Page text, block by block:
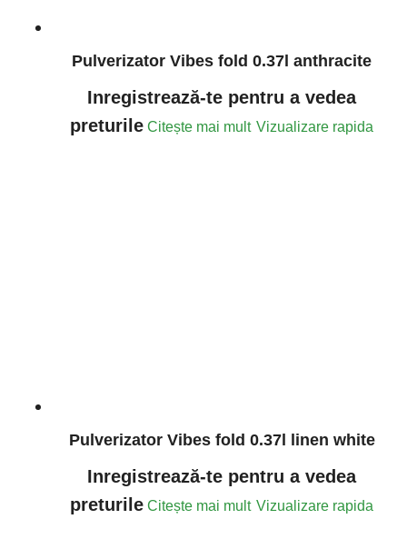
Pulverizator Vibes fold 0.37l anthracite
Inregistrează-te pentru a vedea
preturile Citește mai mult Vizualizare rapida
Pulverizator Vibes fold 0.37l linen white
Inregistrează-te pentru a vedea
preturile Citește mai mult Vizualizare rapida